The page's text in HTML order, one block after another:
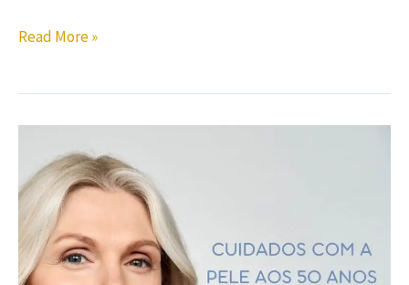
Read More »